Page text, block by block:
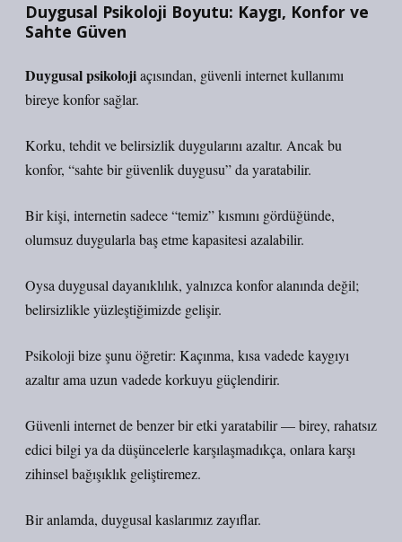
Duygusal Psikoloji Boyutu: Kaygı, Konfor ve
Sahte Güven
Duygusal psikolojiaçısından, güvenli internet kullanımı
bireye konfor sağlar.
Korku, tehdit ve belirsizlik duygularını azaltır. Ancak bu
konfor, “sahte bir güvenlik duygusu”da yaratabilir.
Bir kişi, internetin sadece “temiz” kısmını gördüğünde,
olumsuz duygularla baş etme kapasitesi azalabilir.
Oysa duygusal dayanıklılık, yalnızca konfor alanında değil;
belirsizlikle yüzleştiğimizde gelişir.
Psikoloji bize şunu öğretir: Kaçınma, kısa vadede kaygıyı
azaltır ama uzun vadede korkuyu güçlendirir.
Güvenli internet de benzer bir etki yaratabilir — birey, rahatsız
edici bilgi ya da düşüncelerle karşılaşmadıkça, onlara karşı
zihinsel bağışıklık geliştiremez.
Bir anlamda, duygusal kaslarımız zayıflar.